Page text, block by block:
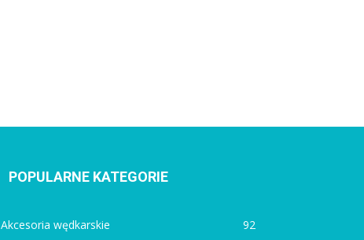
POPULARNE KATEGORIE
Akcesoria wędkarskie
92